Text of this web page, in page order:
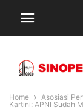
Home Asosiasi
Kartini: APNI Sudah